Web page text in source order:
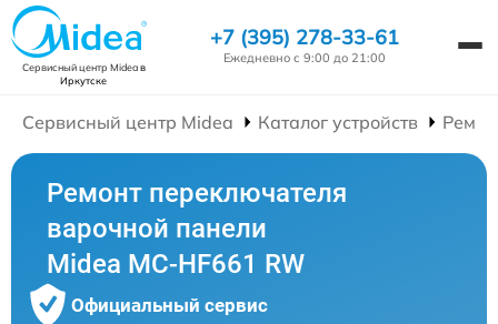
Сервисный центр Mideaв
Иркутске
+7 (395) 278-33-61
Ежедневно с 9:00 до 21:00
Сервисный центр Midea Каталог устройств
Ремонт переключателя
варочной панели
Midea MC-HF661 RW
Официальный сервис